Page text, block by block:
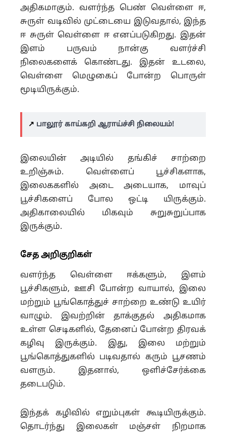
அதிகமாகும். வளர்ந்த பெண் வெள்ளை ஈ,
சுருள் வடிவில் முட்டையை இடுவதால், இந்த
ஈ சுருள் வெள்ளை ஈ எனப்படுகிறது. இதன்
இளம் பருவம் நான்கு வளர்ச்சி
நிலைகளைக் கொண்டது. இதன் உடலை,
வெள்ளை மெழுகைப் போன்ற பொருள்
மூடியிருக்கும்.
↗️ பாலூர் காய்கறி ஆராய்ச்சி நிலையம்!
இலையின் அடியில் தங்கிச் சாற்றை
உறிஞ்சும். வெள்ளைப் பூச்சிகளாக,
இலைககளில் அடை அடையாக, மாவுப்
பூச்சிகளைப் போல ஒட்டி யிருக்கும்.
அதிகாலையில் மிகவும் சுறுசுறுப்பாக
இருக்கும்.
சேத அறிகுறிகள்
வளர்ந்த வெள்ளை ஈக்களும், இளம்
பூச்சிகளும், ஊசி போன்ற வாயால், இலை
மற்றும் பூங்கொத்துச் சாற்றை உண்டு உயிர்
வாழும். இவற்றின் தாக்குதல் அதிகமாக
உள்ள செடிகளில், தேனைப் போன்ற திரவக்
கழிவு இருக்கும். இது, இலை மற்றும்
பூங்கொத்துகளில் படிவதால் கரும் பூசணம்
வளரும். இதனால், ஒளிச்சேர்க்கை
தடைபடும்.
இந்தக் கழிவில் எறும்புகள் கூடியிருக்கும்.
தொடர்ந்து இலைகள் மஞ்சள் நிறமாக